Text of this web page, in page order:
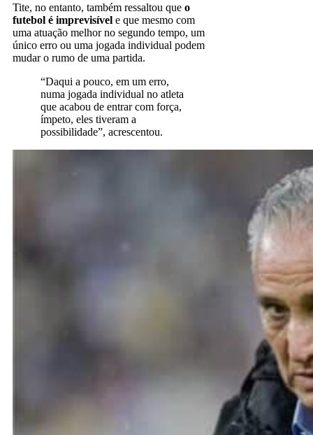
Tite, no entanto, também ressaltou que o
futebol é imprevisível e que mesmo com
uma atuação melhor no segundo tempo, um
único erro ou uma jogada individual podem
mudar o rumo de uma partida.
“Daqui a pouco, em um erro,
numa jogada individual no atleta
que acabou de entrar com força,
ímpeto, eles tiveram a
possibilidade”, acrescentou.